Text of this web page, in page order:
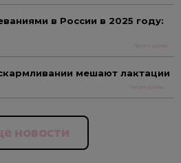
в России в 2025 году:
Читать далее
мешают лактации
Читать далее
новости